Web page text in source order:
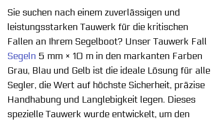
Sie suchen nach einem zuverlässigen und
leistungsstarken Tauwerk für die kritischen
Fallen an Ihrem Segelboot? Unser Tauwerk Fall
Segeln 5 mm × 10 m in den markanten Farben
Grau, Blau und Gelb ist die ideale Lösung für alle
Segler, die Wert auf höchste Sicherheit, präzise
Handhabung und Langlebigkeit legen. Dieses
spezielle Tauwerk wurde entwickelt, um den